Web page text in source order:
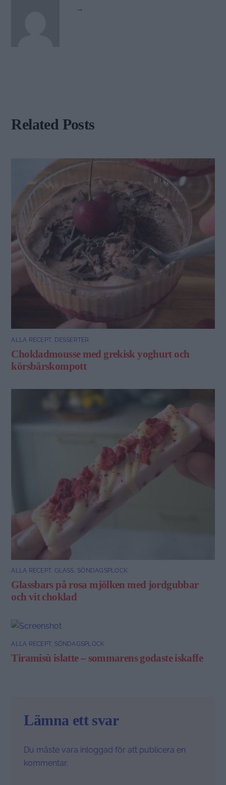
→
Related Posts
ALLA RECEPT, DESSERTER
Chokladmousse med grekisk yoghurt och
körsbärskompott
ALLA RECEPT, GLASS, SÖNDAGSPLOCK
Glassbars på rosa mjölken med jordgubbar
och vit choklad
ALLA RECEPT, SÖNDAGSPLOCK
Tiramisù islatte – sommarens godaste iskaffe
Lämna ett svar
Du måste vara inloggad för att publicera en
kommentar.